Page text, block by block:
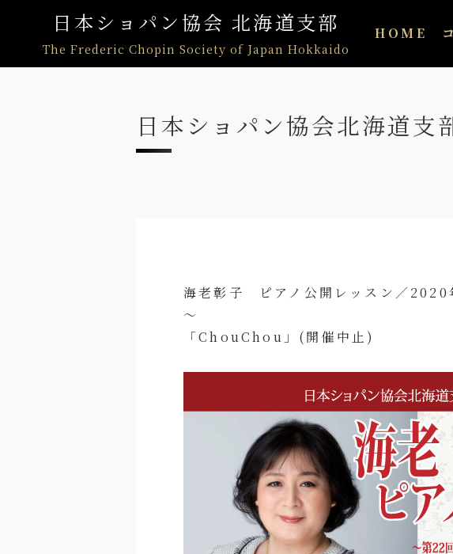
日本ショパン協会 北海道支部
The Frederic Chopin Society of Japan Hokkaido
HOME
日本ショパン協会北海道
海老彰子 ピアノ公開レッスン／
～ カワイ札
「ChouChou」(開催中止)